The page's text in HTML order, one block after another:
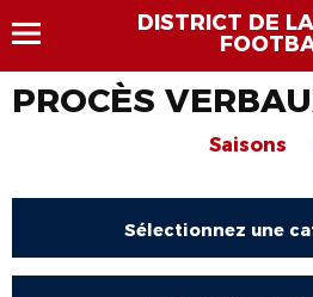
DISTRICT DE
PROCÈS
Saisons
Sélectionnez une